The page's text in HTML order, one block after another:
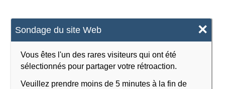
Sondage du site Web ×
Vous êtes l'un des rares visiteurs qui ont été
sélectionnés pour partager votre rétroaction.
Veuillez prendre moins de 5 minutes à la fin de